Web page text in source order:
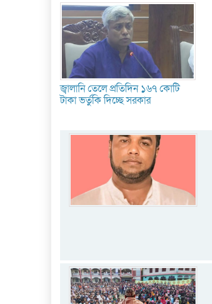
জ্বালানি তেলে প্রতিদিন ১৬৭ কোটি
টাকা ভর্তুকি দিচ্ছে সরকার